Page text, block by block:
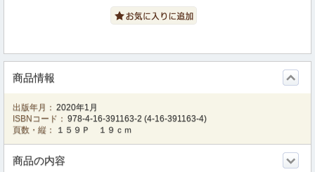
商品情報
出版年月： 2020年1月
ISBNコード： 978-4-16-391163-2 (4-16-391163-4)
頁数・縦：
１５９Ｐ １９ｃｍ
商品の内容